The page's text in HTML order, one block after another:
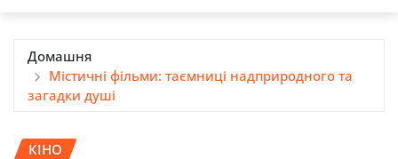
Домашня
Містичні фільми: таємниці надприродного та
загадки душі
КІНО